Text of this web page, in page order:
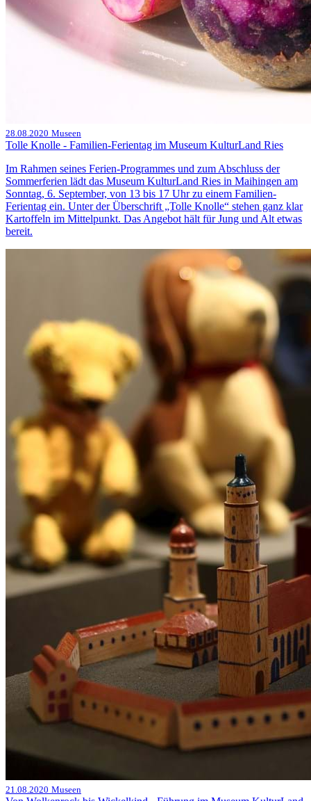
28.08.2020 Museen
Tolle Knolle - Familien-Ferientag im Museum KulturLand Ries
Im Rahmen seines Ferien-Programmes und zum Abschluss der
Sommerferien lädt das Museum KulturLand Ries in Maihingen am
Sonntag, 6. September, von 13 bis 17 Uhr zu einem Familien-
Ferientag ein. Unter der Überschrift „Tolle Knolle“ stehen ganz klar
Kartoffeln im Mittelpunkt. Das Angebot hält für Jung und Alt etwas
bereit.
21.08.2020 Museen